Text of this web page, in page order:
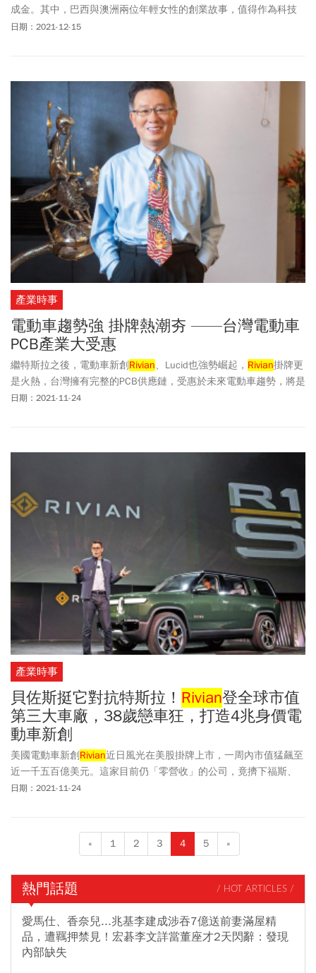
成金。其中，巴西與澳洲兩位年輕女性的創業故事，值得作為科技
島的台灣參考。
日期：2021-12-15
產業時事
電動車趨勢強 掛牌熱潮夯 ——台灣電動車
PCB產業大受惠
繼特斯拉之後，電動車新創 Rivian、Lucid也強勢崛起， Rivian掛牌更
是火熱，台灣擁有完整的PCB供應鏈，受惠於未來電動車趨勢，將是
產業之重點戰場。
日期：2021-11-24
產業時事
貝佐斯挺它對抗特斯拉！ Rivian登全球市值
第三大車廠，38歲戀車狂，打造4兆身價電
動車新創
美國電動車新創 Rivian近日風光在美股掛牌上市，一周內市值猛飆至
近一千五百億美元。這家目前仍「零營收」的公司，竟擠下福斯、
通用汽車，躍升成為全球市值第三大車廠。
日期：2021-11-24
« 1 2 3 4 5 »
熱門話題 / HOT ARTICLES /
愛馬仕、香奈兒...兆基李建成涉吞7億送前妻滿屋精
品，遭羈押禁見！宏碁李文詳當董座才2天閃辭：發現
內部缺失